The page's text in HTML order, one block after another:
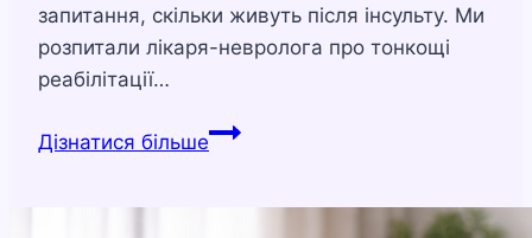
запитання, скільки живуть після інсульту. Ми
розпитали лікаря-невролога про тонкощі
реабілітації…
Дізнатися більшеСкільки